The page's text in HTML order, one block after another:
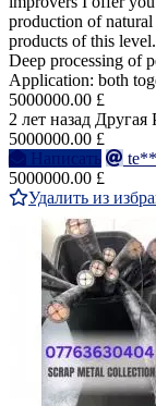
production of
products of this
Deep processing of
Application: both
5000000.00 £
2 лет назад Другая
5000000.00 £
Написать
5000000.00 £
Удалить из